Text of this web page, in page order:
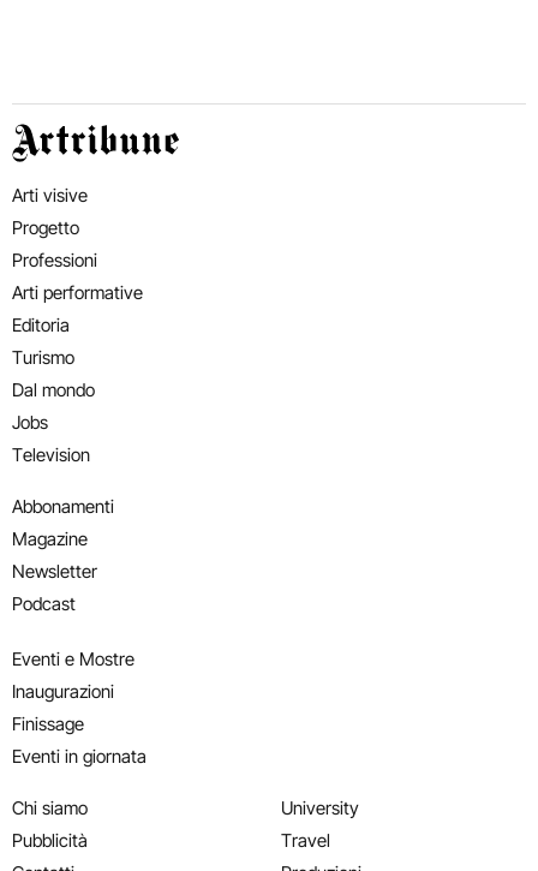
Artribune
Arti visive
Progetto
Professioni
Arti performative
Editoria
Turismo
Dal mondo
Jobs
Television
Abbonamenti
Magazine
Newsletter
Podcast
Eventi e Mostre
Inaugurazioni
Finissage
Eventi in giornata
Chi siamo
Pubblicità
University
Travel